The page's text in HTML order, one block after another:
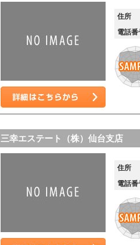
詳細はこちら
住所
電話番
三幸エステート（株）仙台支店
住所
電話番